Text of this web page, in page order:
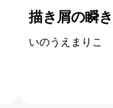
描き屑の瞬き
いのうえまりこ